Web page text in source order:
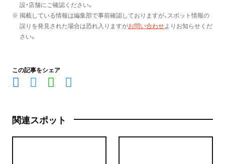
設・店舗にご確認ください。
※ 掲載している情報は編集部で事前確認しておりますが、スポット情報の
誤りを発見された場合は恐れ入りますがお問い合わせよりお知らせくだ
さい。
この記事をシェア
関連スポット